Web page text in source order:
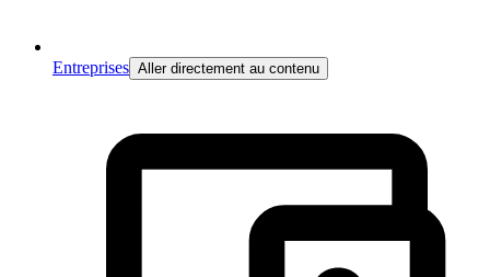
Entreprises Aller directement au contenu